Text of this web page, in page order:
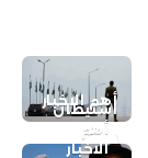
أهم الاخبار
استيطان
أهم
الاخبار